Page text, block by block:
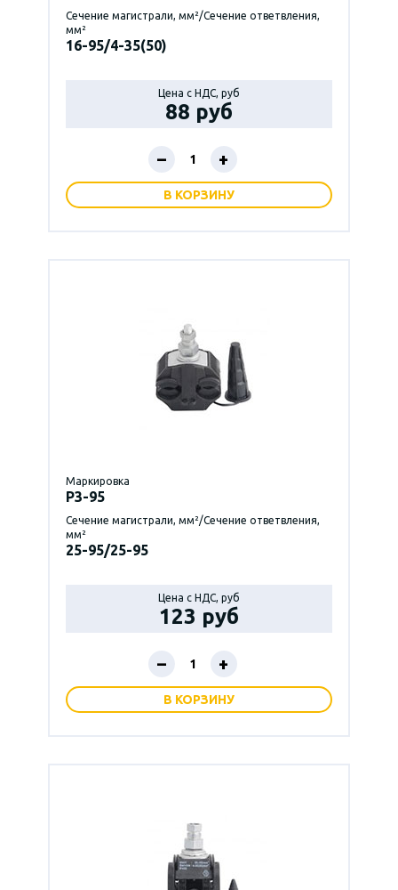
Сечение магистрали, мм²/Сечение ответвления,
мм²
16-95/4-35(50)
Цена с НДС, руб
88 руб
– +
В КОРЗИНУ
Маркировка
P3-95
Сечение магистрали, мм²/Сечение ответвления,
мм²
25-95/25-95
Цена с НДС, руб
123 руб
– +
В КОРЗИНУ